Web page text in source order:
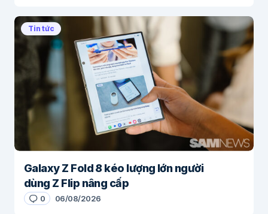
Tin tức
Galaxy Z Fold 8 kéo lượng lớn người
dùng Z Flip nâng cấp
0 06/08/2026